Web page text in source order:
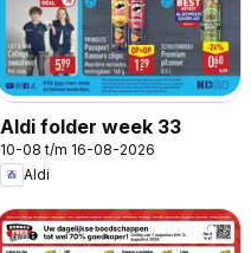
Aldi folder week 33
10-08 t/m 16-08-2026
Aldi